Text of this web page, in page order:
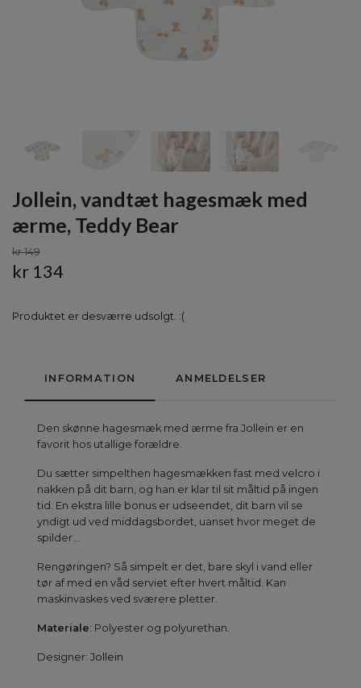
Jollein, vandtæt hagesmæk med
ærme, Teddy Bear
kr 149
kr 134
Produktet er desværre udsolgt. :(
INFORMATION ANMELDELSER
Den skønne hagesmæk med ærme fra Jollein er en
favorit hos utallige forældre.
Du sætter simpelthen hagesmækken fast med velcro i
nakken på dit barn, og han er klar til sit måltid på ingen
tid. En ekstra lille bonus er udseendet, dit barn vil se
yndigt ud ved middagsbordet, uanset hvor meget de
spilder...
Rengøringen? Så simpelt er det, bare skyl i vand eller
tør af med en våd serviet efter hvert måltid. Kan
maskinvaskes ved sværere pletter.
Materiale: Polyester og polyurethan.
Designer: Jollein